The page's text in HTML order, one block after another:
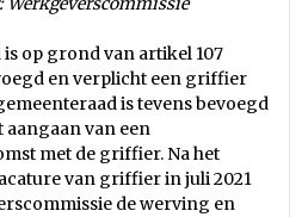
op grond van artikel 107
en verplicht een griffier
is tevens bevoegd
aangaan van een
met de griffier. Na het
van griffier in juli 2021
de werving en